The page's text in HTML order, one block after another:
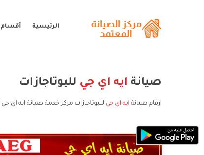
الرئيسية أقسام
صيانة ايه اي جي للبوتاجازات
ارقام صيانة ايه اي جي للبوتاجازات مركز خدمة صيانة ايه اي